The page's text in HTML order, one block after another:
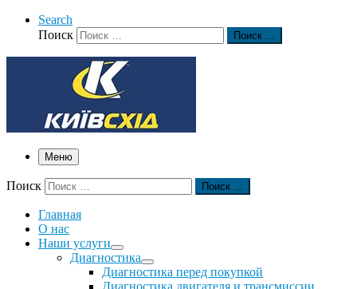
Search
Поиск
Поиск …
Меню
Поиск Поиск …
Главная
О нас
Наши услуги
Диагностика
Диагностика перед покупкой
Диагностика двигателя и трансмиссии